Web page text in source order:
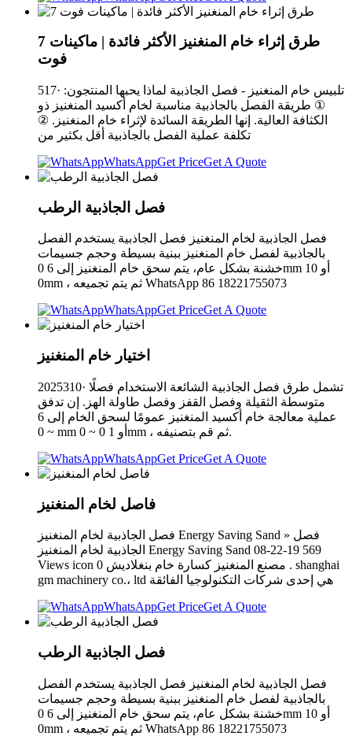
7 طرق إثراء خام المنغنيز الأكثر فائدة | ماكينات
فوت
517· تلبيس خام المنغنيز - فصل الجاذبية لماذا يحبها المنتجون:
① طريقة الفصل بالجاذبية مناسبة لخام أكسيد المنغنيز ذو
الكثافة العالية. إنها الطريقة السائدة لإثراء خام المنغنيز. ②
تكلفة عملية الفصل بالجاذبية أقل بكثير من
WhatsAppGet PriceGet A Quote
فصل الجاذبية الرطب
فصل الجاذبية لخام المنغنيز فصل الجاذبية يستخدم الفصل
بالجاذبية لفصل خام المنغنيز ببنية بسيطة وحجم جسيمات
خشنة بشكل عام، يتم سحق خام المنغنيز إلى 6 0mm أو 10
0mm ، ثم يتم تجميعه WhatsApp 86 18221755073
WhatsAppGet PriceGet A Quote
اختيار خام المنغنيز
2025310· تشمل طرق فصل الجاذبية الشائعة الاستخدام فصلًا
متوسطة الثقيلة وفصل القفز وفصل طاولة الهز. إن تدفق
عملية معالجة خام أكسيد المنغنيز عمومًا لسحق الخام إلى 6
~ 0 mm أو 1 0 ~ 0mm ، ثم قم بتصنيفه.
WhatsAppGet PriceGet A Quote
فاصل لخام المنغنيز
فصل الجاذبية لخام المنغنيز Energy Saving Sand » فصل
الجاذبية لخام المنغنيز Energy Saving Sand 08-22-19 569
Views icon 0 مصنع المنغنيز كسارة خام بنغلاديش . shanghai
gm machinery co.، ltd هي إحدى شركات التكنولوجيا الفائقة
WhatsAppGet PriceGet A Quote
فصل الجاذبية الرطب
فصل الجاذبية لخام المنغنيز فصل الجاذبية يستخدم الفصل
بالجاذبية لفصل خام المنغنيز ببنية بسيطة وحجم جسيمات
خشنة بشكل عام، يتم سحق خام المنغنيز إلى 6 0mm أو 10
0mm ، ثم يتم تجميعه WhatsApp 86 18221755073